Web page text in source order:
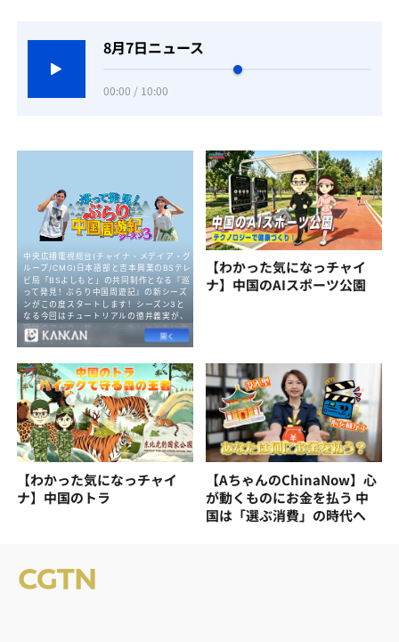
8月7日ニュース
00:00 / 10:00
【わかった気になっチャイ
ナ】中国のAIスポーツ公園
【わかった気になっチャイ
ナ】中国のトラ
【AちゃんのChinaNow】心
が動くものにお金を払う 中
国は「選ぶ消費」の時代へ